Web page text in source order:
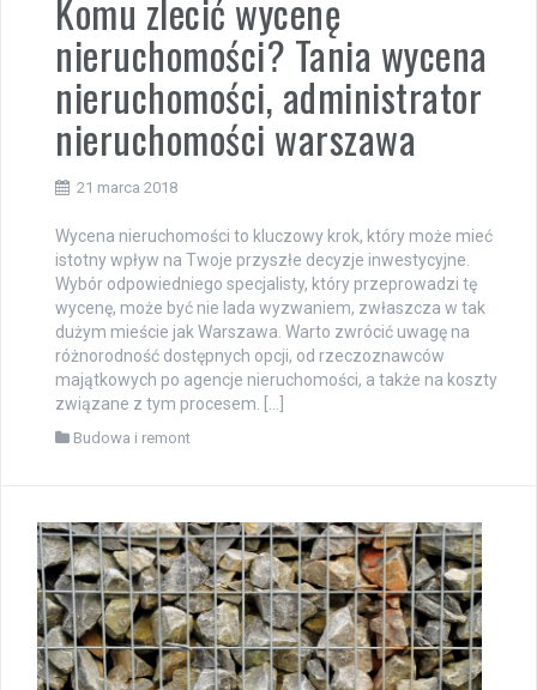
Komu zlecić wycenę
nieruchomości? Tania wycena
nieruchomości, administrator
nieruchomości warszawa
21 marca 2018
Wycena nieruchomości to kluczowy krok, który może mieć
istotny wpływ na Twoje przyszłe decyzje inwestycyjne.
Wybór odpowiedniego specjalisty, który przeprowadzi tę
wycenę, może być nie lada wyzwaniem, zwłaszcza w tak
dużym mieście jak Warszawa. Warto zwrócić uwagę na
różnorodność dostępnych opcji, od rzeczoznawców
majątkowych po agencje nieruchomości, a także na koszty
związane z tym procesem. […]
Budowa i remont